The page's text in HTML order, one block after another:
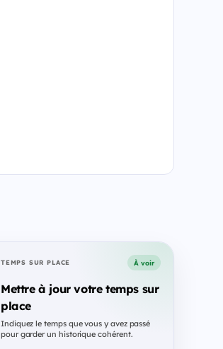
TEMPS SUR PLACE À voir
Mettre à jour votre temps sur
place
Indiquez le temps que vous y avez passé
pour garder un historique cohérent.